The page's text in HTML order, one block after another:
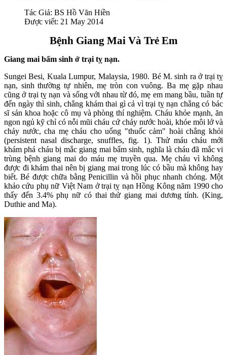
Tác Giả: BS Hồ Văn Hiền
Được viết: 21 May 2014
Bệnh Giang Mai Và Trẻ Em
Giang mai bẩm sinh ở trại tỵ nạn.
Sungei Besi, Kuala Lumpur, Malaysia, 1980. Bé M. sinh ra ở trại tỵ
nạn, sinh thường tự nhiên, mẹ tròn con vuông. Ba mẹ gặp nhau
cũng ở trại tỵ nạn và sống với nhau từ đó, mẹ em mang bầu, tuần tự
đến ngày thì sinh, chẳng khám thai gì cả vì trại tỵ nạn chẳng có bác
sĩ sản khoa hoặc cô mụ và phòng thí nghiệm. Cháu khỏe mạnh, ăn
ngon ngủ kỹ chỉ có nỗi mũi cháu cứ chảy nước hoài, khóe môi lở và
chảy nước, cha mẹ cháu cho uống "thuốc cảm" hoài chẳng khỏi
(persistent nasal discharge, snuffles, fig. 1). Thử máu cháu mới
khám phá cháu bị mắc giang mai bẩm sinh, nghĩa là cháu đã mắc vi
trùng bệnh giang mai do máu mẹ truyền qua. Mẹ cháu vì không
được đi khám thai nên bị giang mai trong lúc có bầu mà không hay
biết. Bé được chữa bằng Penicillin và hồi phục nhanh chóng. Một
khảo cứu phụ nữ Việt Nam ở trại tỵ nạn Hồng Kông năm 1990 cho
thấy đến 3.4% phụ nữ có thai thử giang mai dương tính. (King,
Duthie and Ma).